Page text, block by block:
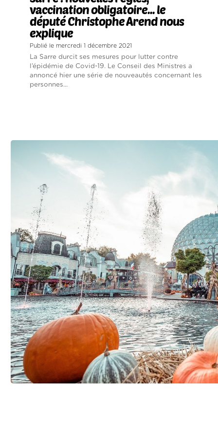
vaccination obligatoire... le
député Christophe Arend nous
explique
Publié le mercredi 1 décembre 2021
La Sarre durcit ses mesures pour lutter contre
l’épidémie de Covid-19. Le Conseil des Ministres a
annoncé hier une série de nouveautés concernant les
personnes...